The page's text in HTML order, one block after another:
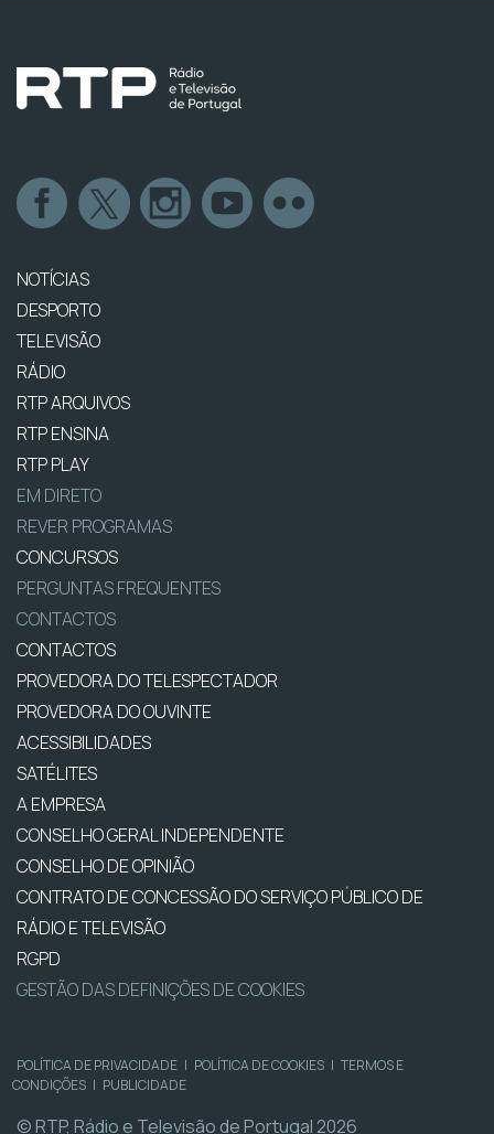
NOTÍCIAS
DESPORTO
TELEVISÃO
RÁDIO
RTP ARQUIVOS
RTP ENSINA
RTP PLAY
EM DIRETO
REVER PROGRAMAS
CONCURSOS
PERGUNTAS FREQUENTES
CONTACTOS
CONTACTOS
PROVEDORA DO TELESPECTADOR
PROVEDORA DO OUVINTE
ACESSIBILIDADES
SATÉLITES
A EMPRESA
CONSELHO GERAL INDEPENDENTE
CONSELHO DE OPINIÃO
CONTRATO DE CONCESSÃO DO SERVIÇO PÚBLICO DE
RÁDIO E TELEVISÃO
RGPD
GESTÃO DAS DEFINIÇÕES DE COOKIES
POLÍTICA DE PRIVACIDADE | POLÍTICA DE COOKIES | TERMOS E
CONDIÇÕES | PUBLICIDADE
© RTP, Rádio e Televisão de Portugal 2026